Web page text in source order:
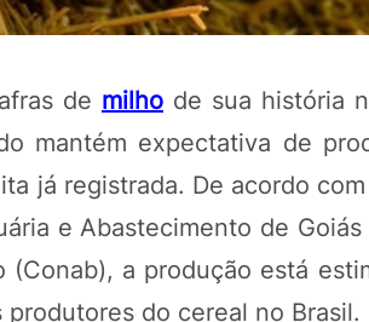
de milho de sua história
mantém expectativa de
já registrada. De acordo
e Abastecimento de
a produção está
do cereal no Brasil.